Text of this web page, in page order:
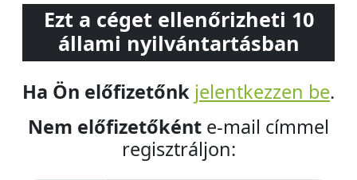
Ezt a céget ellenőrizheti 10
állami nyilvántartásban
Ha Ön előfizetőnk jelentkezzen be.
Nem előfizetőként e-mail címmel
regisztráljon: